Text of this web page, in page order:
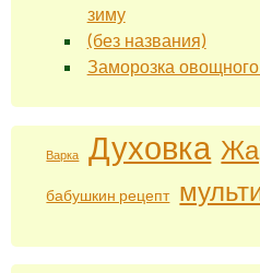
зиму
(без названия)
Заморозка овощного
Варка Духовка
бабушкин рецепт